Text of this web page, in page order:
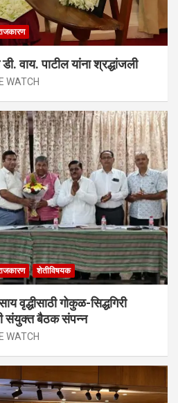
वाय. पाटील यांना श्रद्धांजली
WATCH
शेतीविषयक
वृद्धीसाठी गोकुळ-सिद्धगिरी
संयुक्त बैठक संपन्न
WATCH